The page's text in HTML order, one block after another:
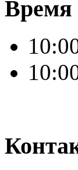
Время